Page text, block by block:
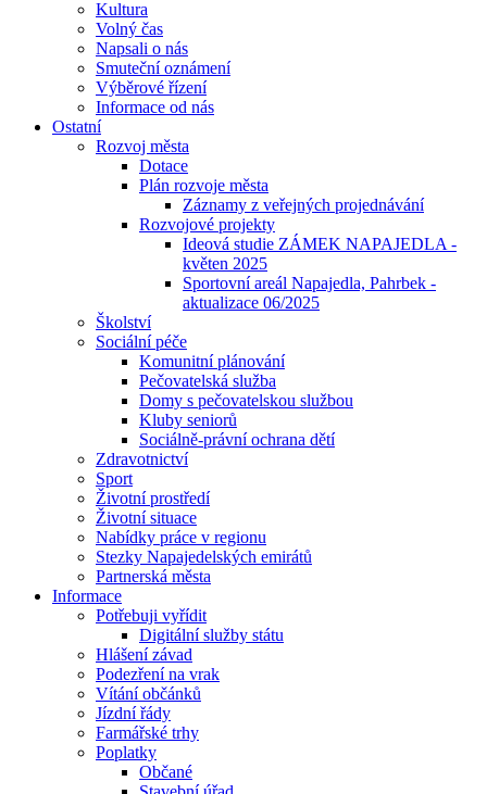
Kultura
Volný čas
Napsali o nás
Smuteční oznámení
Výběrové řízení
Informace od nás
Ostatní
Rozvoj města
Dotace
Plán rozvoje města
Záznamy z veřejných projednávání
Rozvojové projekty
Ideová studie ZÁMEK NAPAJEDLA -
květen 2025
Sportovní areál Napajedla, Pahrbek -
aktualizace 06/2025
Školství
Sociální péče
Komunitní plánování
Pečovatelská služba
Domy s pečovatelskou službou
Kluby seniorů
Sociálně-právní ochrana dětí
Zdravotnictví
Sport
Životní prostředí
Životní situace
Nabídky práce v regionu
Stezky Napajedelských emirátů
Partnerská města
Informace
Potřebuji vyřídit
Digitální služby státu
Hlášení závad
Podezření na vrak
Vítání občánků
Jízdní řády
Farmářské trhy
Poplatky
Občané